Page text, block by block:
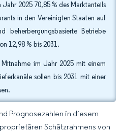
2025 70,85 % des Marktanteils
in den Vereinigten Staaten auf
beherbergungsbasierte Betriebe
12,98 % bis 2031.
im Jahr 2025 mit einem
sollen bis 2031 mit einer
Prognosezahlen in diesem
Schätzrahmens von